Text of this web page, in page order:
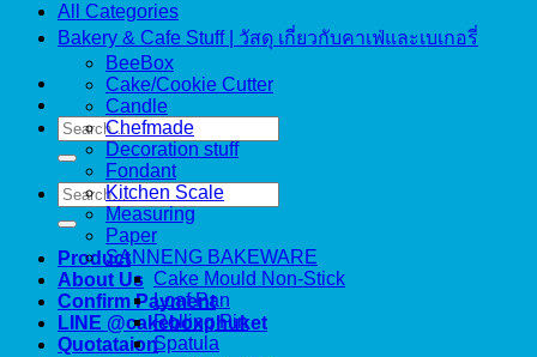
Search
for:
Search
for:
Product
About Us
Confirm Payment
LINE @cakeboxphuket
Quotataion
All Categories
Bakery & Cafe Stuff | วัสดุ เกี่ยวกับคาเฟ่และเบเกอรี่
BeeBox
Cake/Cookie Cutter
Candle
Chefmade
Decoration stuff
Fondant
Kitchen Scale
Measuring
Paper
SANNENG BAKEWARE
Cake Mould Non-Stick
Loaf Pan
Rolling Pin
Spatula